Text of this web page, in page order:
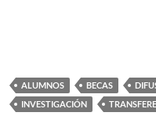
ALUMNOS BECAS
INVESTIGACIÓN